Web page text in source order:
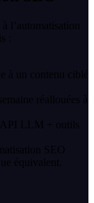
l’automatisation
:
à un contenu ciblé
réallouées à
LLM + outils
SEO
équivalent.